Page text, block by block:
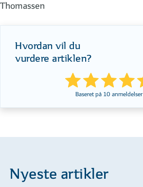
Thomassen
Hvordan vil du
vurdere artiklen?
Baseret på 10 anmeldelser
Nyeste artikler